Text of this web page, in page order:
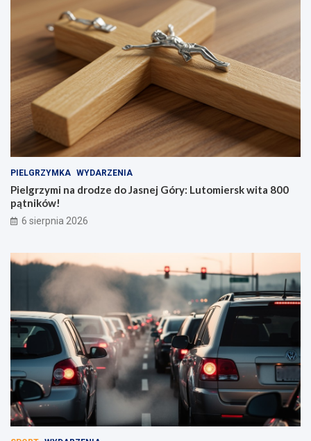
PIELGRZYMKA WYDARZENIA
Pielgrzymi na drodze do Jasnej Góry: Lutomiersk wita 800
pątników!
6 sierpnia 2026